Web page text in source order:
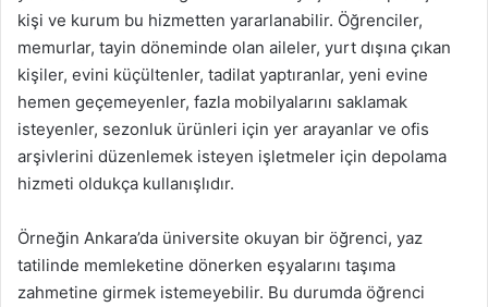
kişi ve kurum bu hizmetten yararlanabilir. Öğrenciler,
memurlar, tayin döneminde olan aileler, yurt dışına çıkan
kişiler, evini küçültenler, tadilat yaptıranlar, yeni evine
hemen geçemeyenler, fazla mobilyalarını saklamak
isteyenler, sezonluk ürünleri için yer arayanlar ve ofis
arşivlerini düzenlemek isteyen işletmeler için depolama
hizmeti oldukça kullanışlıdır.
Örneğin Ankara’da üniversite okuyan bir öğrenci, yaz
tatilinde memleketine dönerken eşyalarını taşıma
zahmetine girmek istemeyebilir. Bu durumda öğrenci